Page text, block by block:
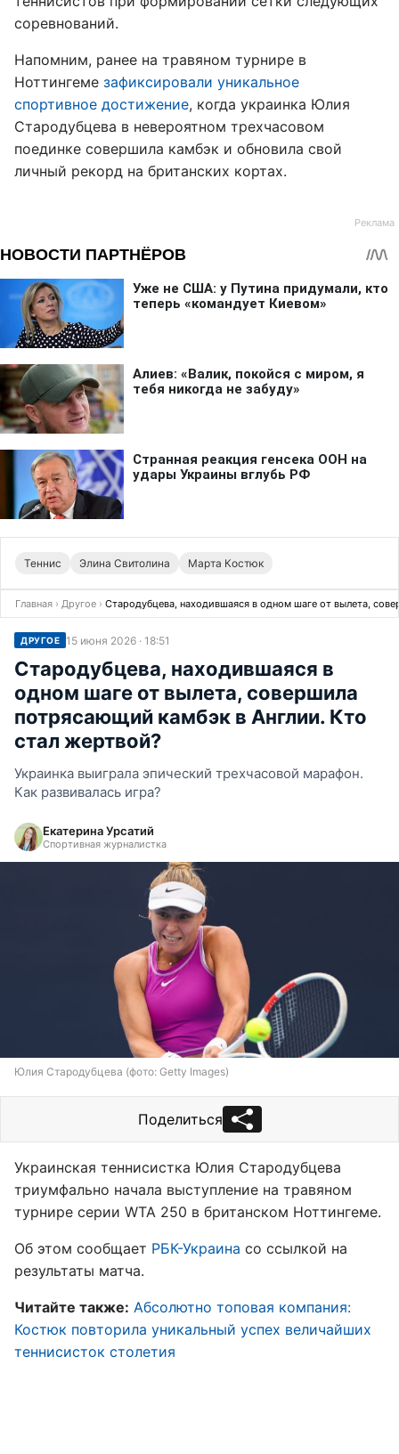
соревнований.
Напомним, ранее на травяном турнире в
Ноттингеме зафиксировали уникальное
спортивное достижение, когда украинка Юлия
Стародубцева в невероятном трехчасовом
поединке совершила камбэк и обновила свой
личный рекорд на британских кортах.
Теннис Элина Свитолина Марта Костюк
Главная › Другое › Стародубцева, находившаяся в одном шаге от вылета,
ДРУГОЕ 15 июня 2026 · 18:51
Стародубцева, находившаяся в
одном шаге от вылета, совершила
потрясающий камбэк в Англии. Кто
стал жертвой?
Украинка выиграла эпический трехчасовой марафон.
Как развивалась игра?
Екатерина Урсатий
Спортивная журналистка
Юлия Стародубцева (фото: Getty Images)
Поделиться
Украинская теннисистка Юлия Стародубцева
триумфально начала выступление на травяном
турнире серии WTA 250 в британском Ноттингеме.
Об этом сообщает РБК-Украина со ссылкой на
результаты матча.
Читайте также: Абсолютно топовая компания:
Костюк повторила уникальный успех величайших
теннисисток столетия